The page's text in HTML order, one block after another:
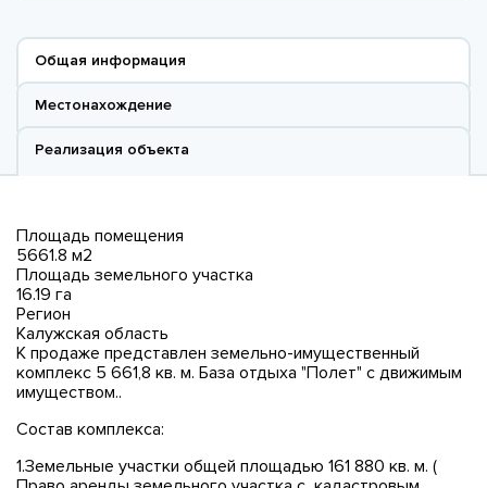
Общая информация
Местонахождение
Реализация объекта
Площадь помещения
5661.8 м2
Площадь земельного участка
16.19 га
Регион
Калужская область
К продаже представлен земельно-имущественный
комплекс 5 661,8 кв. м. База отдыха "Полет" с движимым
имуществом..
Состав комплекса:
1.Земельные участки общей площадью 161 880 кв. м. (